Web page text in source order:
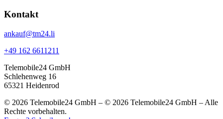
Kontakt
ankauf@tm24.li
+49 162 6611211
Telemobile24 GmbH
Schlehenweg 16
65321 Heidenrod
© 2026 Telemobile24 GmbH – © 2026 Telemobile24 GmbH – Alle
Rechte vorbehalten.